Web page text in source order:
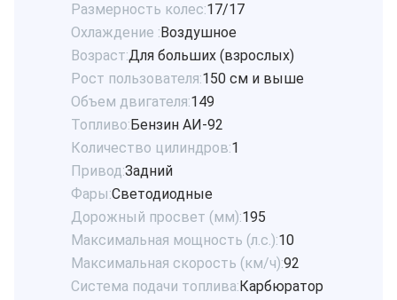
Размерность колес:17/17
Охлаждение :Воздушное
Возраст:Для больших (взрослых)
Рост пользователя:150 см и выше
Объем двигателя:149
Топливо:Бензин АИ-92
Количество цилиндров:1
Привод:Задний
Фары:Светодиодные
Дорожный просвет (мм):195
Максимальная мощность (л.с.):10
Максимальная скорость (км/ч):92
Система подачи топлива:Карбюратор